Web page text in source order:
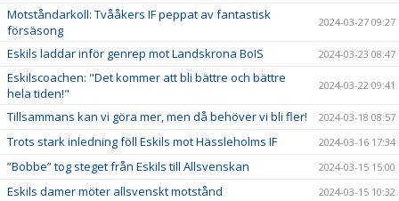
Motståndarkoll: Tvååkers IF peppat av fantastisk
försäsong
2024-03-27 09:27
Eskils laddar inför genrep mot Landskrona BoIS 2024-03-23 08:47
Eskilscoachen: "Det kommer att bli bättre och bättre
hela tiden!"
2024-03-22 09:41
Tillsammans kan vi göra mer, men då behöver vi bli fler! 2024-03-18 08:57
Trots stark inledning föll Eskils mot Hässleholms IF 2024-03-16 17:34
”Bobbe” tog steget från Eskils till Allsvenskan 2024-03-15 15:00
Eskils damer möter allsvenskt motstånd 2024-03-15 10:32